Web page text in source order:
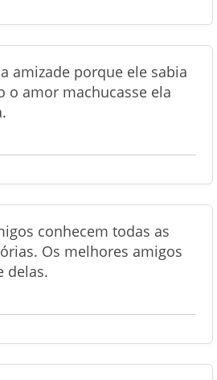
amizade porque ele sabia
o amor machucasse ela
conhecem todas as
Os melhores amigos
delas.